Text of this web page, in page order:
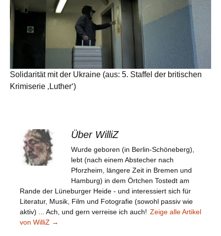
Solidarität mit der Ukraine (aus: 5. Staffel der britischen
Krimiserie ‚Luther‘)
Über WilliZ
Wurde geboren (in Berlin-Schöneberg),
lebt (nach einem Abstecher nach
Pforzheim, längere Zeit in Bremen und
Hamburg) in dem Örtchen Tostedt am
Rande der Lüneburger Heide - und interessiert sich für
Literatur, Musik, Film und Fotografie (sowohl passiv wie
aktiv) ... Ach, und gern verreise ich auch! Zeige alle Artikel
von WilliZ →